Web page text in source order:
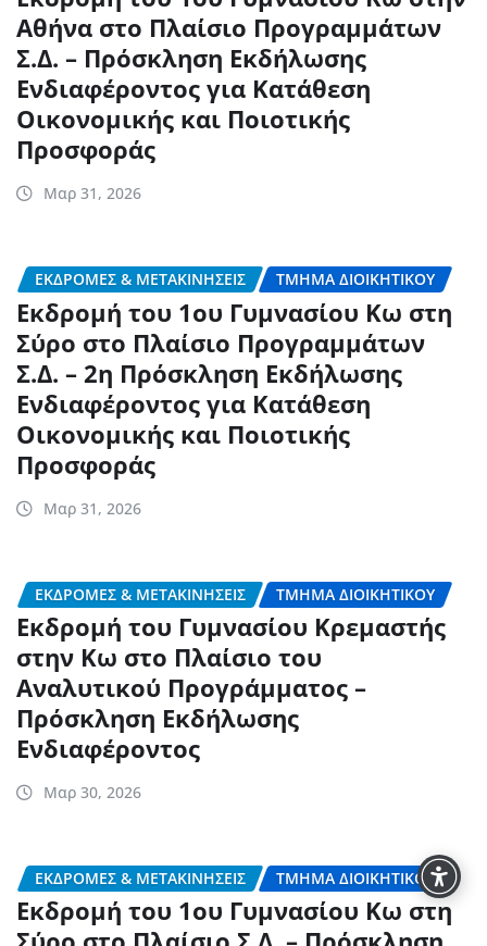
Αθήνα στο Πλαίσιο Προγραμμάτων
Σ.Δ. – Πρόσκληση Εκδήλωσης
Ενδιαφέροντος για Κατάθεση
Οικονομικής και Ποιοτικής
Προσφοράς
Μαρ 31, 2026
ΕΚΔΡΟΜΈΣ & ΜΕΤΑΚΙΝΉΣΕΙΣ ΤΜΉΜΑ ΔΙΟΙΚΗΤΙΚΟΎ
Εκδρομή του 1ου Γυμνασίου Κω στη
Σύρο στο Πλαίσιο Προγραμμάτων
Σ.Δ. – 2η Πρόσκληση Εκδήλωσης
Ενδιαφέροντος για Κατάθεση
Οικονομικής και Ποιοτικής
Προσφοράς
Μαρ 31, 2026
ΕΚΔΡΟΜΈΣ & ΜΕΤΑΚΙΝΉΣΕΙΣ ΤΜΉΜΑ ΔΙΟΙΚΗΤΙΚΟΎ
Εκδρομή του Γυμνασίου Κρεμαστής
στην Κω στο Πλαίσιο του
Αναλυτικού Προγράμματος –
Πρόσκληση Εκδήλωσης
Ενδιαφέροντος
Μαρ 30, 2026
ΕΚΔΡΟΜΈΣ & ΜΕΤΑΚΙΝΉΣΕΙΣ ΤΜΉΜΑ ΔΙΟΙΚΗΤΙΚΟΎ
Εκδρομή του 1ου Γυμνασίου Κω στη